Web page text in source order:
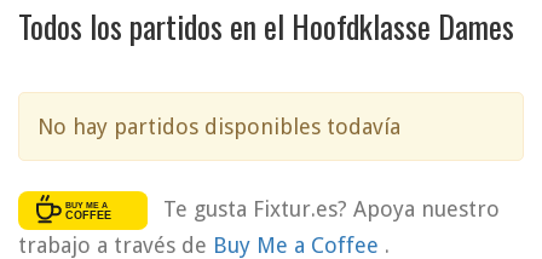
Todos los partidos en el Hoofdklasse Dames
No hay partidos disponibles todavía
Te gusta Fixtur.es? Apoya nuestro
trabajo a través de Buy Me a Coffee .